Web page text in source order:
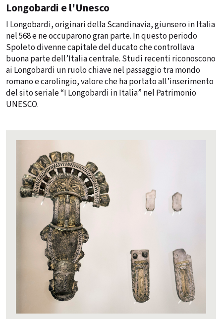
Longobardi e l'Unesco
I Longobardi, originari della Scandinavia, giunsero in Italia
nel 568 e ne occuparono gran parte. In questo periodo
Spoleto divenne capitale del ducato che controllava
buona parte dell’Italia centrale. Studi recenti riconoscono
ai Longobardi un ruolo chiave nel passaggio tra mondo
romano e carolingio, valore che ha portato all’inserimento
del sito seriale “I Longobardi in Italia” nel Patrimonio
UNESCO.